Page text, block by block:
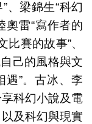
、梁錦生“科幻
奧雷“寫作者的
賽的故事”、
己的風格與文
遇”。古冰、李
科幻小說及電
及科幻與現實